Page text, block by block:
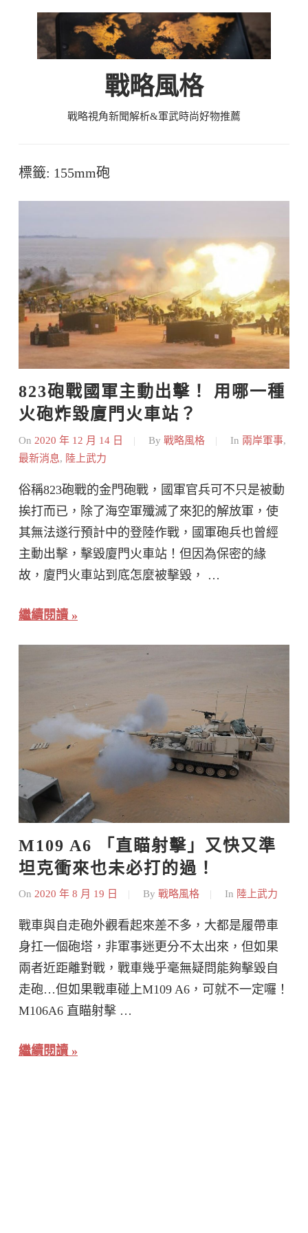
戰略風格
戰略視角新聞解析&軍武時尚好物推薦
標籤: 155mm砲
823砲戰國軍主動出擊！ 用哪一種
火砲炸毀廈門火車站？
On 2020 年 12 月 14 日 By 戰略風格 In 兩岸軍事,
最新消息, 陸上武力
俗稱823砲戰的金門砲戰，國軍官兵可不只是被動
挨打而已，除了海空軍殲滅了來犯的解放軍，使
其無法遂行預計中的登陸作戰，國軍砲兵也曾經
主動出擊，擊毀廈門火車站！但因為保密的緣
故，廈門火車站到底怎麼被擊毀， …
繼續閱讀
M109 A6 「直瞄射擊」又快又準
坦克衝來也未必打的過！
On 2020 年 8 月 19 日 By 戰略風格 In 陸上武力
戰車與自走砲外觀看起來差不多，大都是履帶車
身扛一個砲塔，非軍事迷更分不太出來，但如果
兩者近距離對戰，戰車幾乎毫無疑問能夠擊毀自
走砲…但如果戰車碰上M109 A6，可就不一定囉！
M106A6 直瞄射擊 …
繼續閱讀